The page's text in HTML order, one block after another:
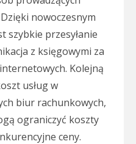
nowoczesnym
szybkie przesyłanie
z księgowymi za
Kolejną
usług w
biur rachunkowych,
ograniczyć koszty
ceny.